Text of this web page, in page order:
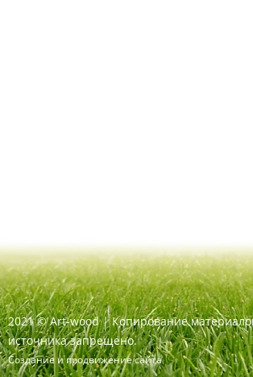
2021 ©Art-wood |Копирование
источника запрещено.
Создание и продвижение сайта